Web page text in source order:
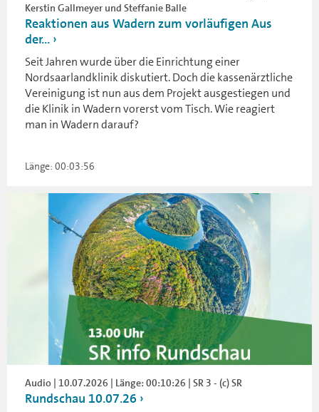
Kerstin Gallmeyer und Steffanie Balle
Reaktionen aus Wadern zum vorläufigen Aus
der...
Seit Jahren wurde über die Einrichtung einer
Nordsaarlandklinik diskutiert. Doch die kassenärztliche
Vereinigung ist nun aus dem Projekt ausgestiegen und
die Klinik in Wadern vorerst vom Tisch. Wie reagiert
man in Wadern darauf?
Länge: 00:03:56
Audio | 10.07.2026 | Länge: 00:10:26 | SR 3 - (c) SR
Rundschau 10.07.26